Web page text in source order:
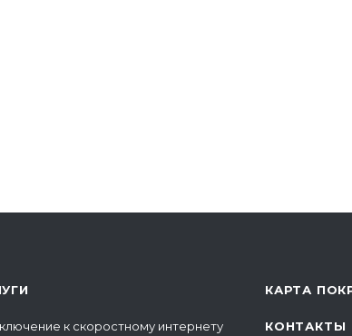
к скоростному интернету
КАРТА
КОНТАКТЫ